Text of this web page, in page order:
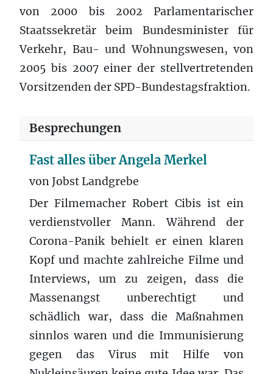
von 2000 bis 2002 Parlamentarischer
Staatssekretär beim Bundesminister für
Verkehr, Bau- und Wohnungswesen, von
2005 bis 2007 einer der stellvertretenden
Vorsitzenden der SPD-Bundestagsfraktion.
Besprechungen
Fast alles über Angela Merkel
von Jobst Landgrebe
Der Filmemacher Robert Cibis ist ein
verdienstvoller Mann. Während der
Corona-Panik behielt er einen klaren
Kopf und machte zahlreiche Filme und
Interviews, um zu zeigen, dass die
Massenangst unberechtigt und
schädlich war, dass die Maßnahmen
sinnlos waren und die Immunisierung
gegen das Virus mit Hilfe von